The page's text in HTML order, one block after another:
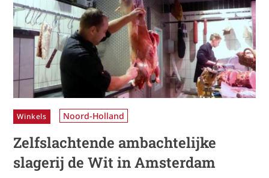
Winkels Noord-Holland
Zelfslachtende ambachtelijke
slagerij de Wit in Amsterdam